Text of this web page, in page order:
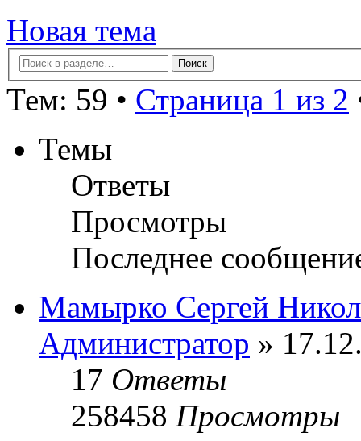
Новая тема
Тем: 59 • Страница 1 из 2
Темы
Ответы
Просмотры
Последнее
Мамырко Сергей
Администратор »
17 Ответы
258458 Просмотры